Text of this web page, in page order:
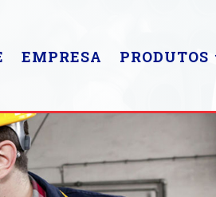
EMPRESA PRODUTOS